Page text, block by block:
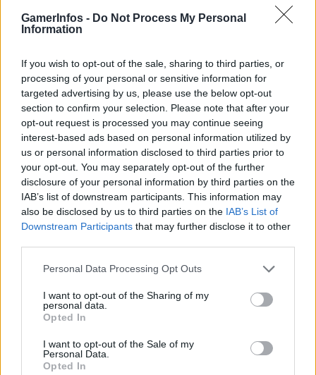
GamerInfos - Do Not Process My Personal
Information
If you wish to opt-out of the sale, sharing to third parties, or
processing of your personal or sensitive information for
targeted advertising by us, please use the below opt-out
section to confirm your selection. Please note that after your
opt-out request is processed you may continue seeing
interest-based ads based on personal information utilized by
us or personal information disclosed to third parties prior to
your opt-out. You may separately opt-out of the further
disclosure of your personal information by third parties on the
IAB’s list of downstream participants. This information may
also be disclosed by us to third parties on the IAB’s List of
Downstream Participants that may further disclose it to other
Personal Data Processing Opt Outs
I want to opt-out of the Sharing of my
personal data.
Opted In
I want to opt-out of the Sale of my
Personal Data.
Opted In
TAGS gamer games PlayStation 5
Vorheriger Artikel
Borderlands 3 – Erster DLC
wird in Kürze enthüllt
Nächster Artikel
Death Stranding – Collectors
Edition wieder verfügbar
RELATED ARTICLES
.News
3. August 2026
Halo: Campaign Evolved erhält erstes Update – Zahlreiche Fehler behoben